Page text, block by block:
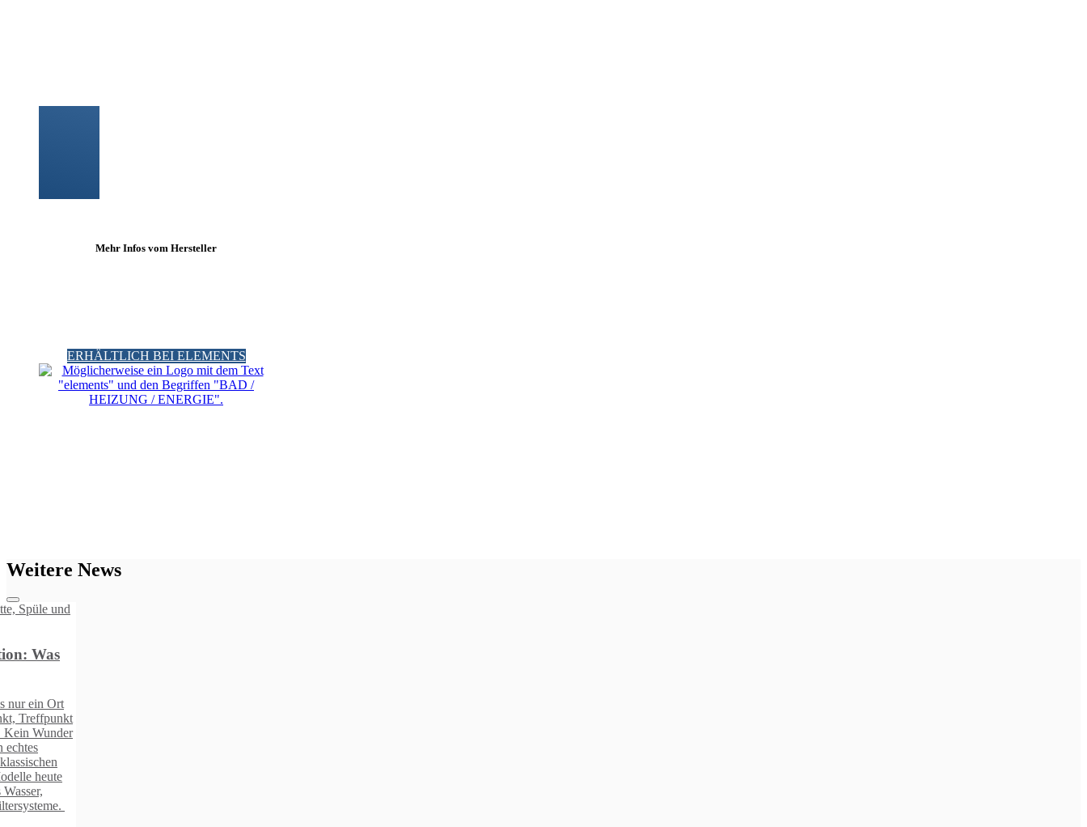
Mehr Infos vom Hersteller
ERHÄLTLICH BEI ELEMENTS
Weitere News